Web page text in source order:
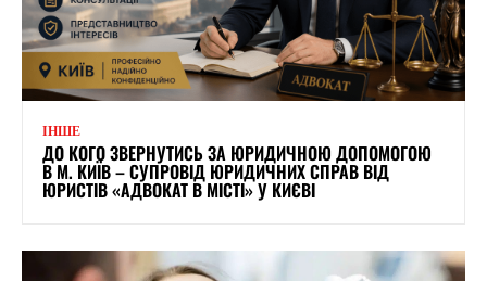
ІНШЕ
ДО КОГО ЗВЕРНУТИСЬ ЗА ЮРИДИЧНОЮ ДОПОМОГОЮ
В М. КИЇВ – СУПРОВІД ЮРИДИЧНИХ СПРАВ ВІД
ЮРИСТІВ «АДВОКАТ В МІСТІ» У КИЄВІ